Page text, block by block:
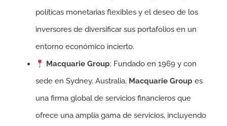
políticas monetarias flexibles y el deseo de los
inversores de diversificar sus portafolios en un
entorno económico incierto.
Macquarie Group: Fundado en 1969 y con
sede en Sydney, Australia, Macquarie Group es
una firma global de servicios financieros que
ofrece una amplia gama de servicios, incluyendo